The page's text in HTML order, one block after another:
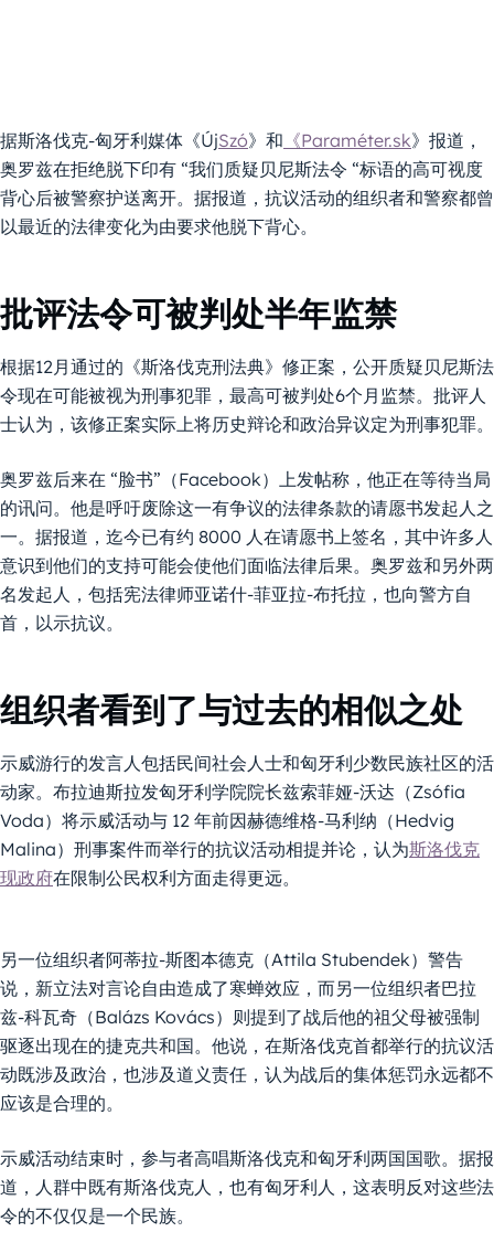
据斯洛伐克-匈牙利媒体《ÚjSzó》和 《Paraméter.sk》报道，
奥罗兹在拒绝脱下印有 “我们质疑贝尼斯法令 “标语的高可视度
背心后被警察护送离开。据报道，抗议活动的组织者和警察都曾
以最近的法律变化为由要求他脱下背心。
批评法令可被判处半年监禁
根据12月通过的《斯洛伐克刑法典》修正案，公开质疑贝尼斯法
令现在可能被视为刑事犯罪，最高可被判处6个月监禁。批评人
士认为，该修正案实际上将历史辩论和政治异议定为刑事犯罪。
奥罗兹后来在 “脸书”（Facebook）上发帖称，他正在等待当局
的讯问。他是呼吁废除这一有争议的法律条款的请愿书发起人之
一。据报道，迄今已有约 8000 人在请愿书上签名，其中许多人
意识到他们的支持可能会使他们面临法律后果。奥罗兹和另外两
名发起人，包括宪法律师亚诺什-菲亚拉-布托拉，也向警方自
首，以示抗议。
组织者看到了与过去的相似之处
示威游行的发言人包括民间社会人士和匈牙利少数民族社区的活
动家。布拉迪斯拉发匈牙利学院院长兹索菲娅-沃达（Zsófia
Voda）将示威活动与 12 年前因赫德维格-马利纳（Hedvig
Malina）刑事案件而举行的抗议活动相提并论，认为斯洛伐克
现政府在限制公民权利方面走得更远。
另一位组织者阿蒂拉-斯图本德克（Attila Stubendek）警告
说，新立法对言论自由造成了寒蝉效应，而另一位组织者巴拉
兹-科瓦奇（Balázs Kovács）则提到了战后他的祖父母被强制
驱逐出现在的捷克共和国。他说，在斯洛伐克首都举行的抗议活
动既涉及政治，也涉及道义责任，认为战后的集体惩罚永远都不
应该是合理的。
示威活动结束时，参与者高唱斯洛伐克和匈牙利两国国歌。据报
道，人群中既有斯洛伐克人，也有匈牙利人，这表明反对这些法
令的不仅仅是一个民族。